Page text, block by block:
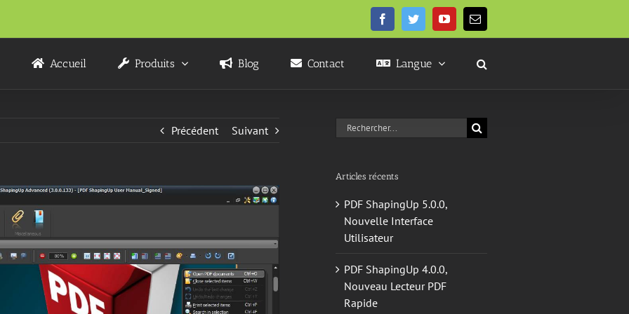
FacebookTwitterYouTubeEmail
Accueil Produits Blog Contact Langue
Précédent Suivant Rechercher:
Articles récents
PDF ShapingUp 5.0.0,
Nouvelle Interface
Utilisateur
PDF ShapingUp 4.0.0,
Nouveau Lecteur PDF
Rapide